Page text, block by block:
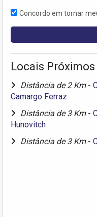
Concordo em tornar
Locais Próximos
Distância de 2 Km -
Camargo Ferraz
Distância de 3 Km -
Hunovitch
Distância de 3 Km -